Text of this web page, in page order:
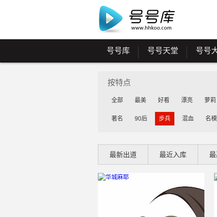
号号库 号号天堂 号号
按特点
全部 最美 好看 漂亮 萝莉
著名 90后 步兵 混血 名模
最新出道 最近入库